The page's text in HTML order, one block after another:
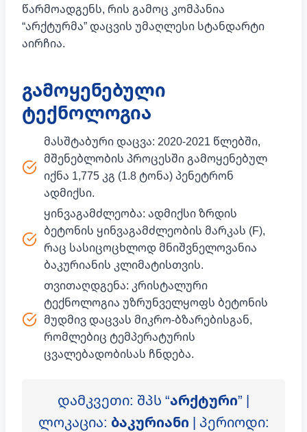
წარმოადგენს, რის გამოც კომპანია
“არქტურმა” დაცვის უმაღლესი სტანდარტი
აირჩია.
გამოყენებული
ტექნოლოგია
მასშტაბური დაცვა: 2020-2021 წლებში,
მშენებლობის პროცესში გამოყენებულ
იქნა 1,775 კგ (1.8 ტონა) პენეტრონ
ადმიქსი.
ყინვაგამძლეობა: ადმიქსი ზრდის
ბეტონის ყინვაგამძლეობის მარკას (F),
რაც სასიცოცხლოდ მნიშვნელოვანია
ბაკურიანის კლიმატისთვის.
თვითაღდგენა: კრისტალური
ტექნოლოგია უზრუნველყოფს ბეტონის
მუდმივ დაცვას მიკრო-ბზარებისგან,
რომლებიც ტემპერატურის
ცვალებადობისას ჩნდება.
დამკვეთი: შპს “არქტური” |
ლოკაცია: ბაკურიანი | პერიოდი: